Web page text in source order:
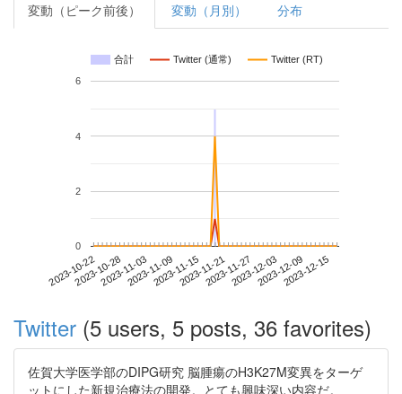
変動（ピーク前後） 変動（月別） 分布
合計 Twitter (通常) Twitter (RT)
2023-10-222023-10-282023-11-032023-11-092023-11-152023-11-212023-11-272023-12-032023-12-092023-12-15
0
2
4
6
Twitter (5 users, 5 posts, 36 favorites)
佐賀大学医学部のDIPG研究 脳腫瘍のH3K27M変異をターゲ
ットにした新規治療法の開発。とても興味深い内容だ。